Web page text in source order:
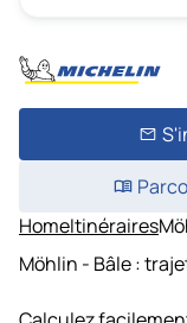
HomeItinéraires
Möhlin - Bâle :